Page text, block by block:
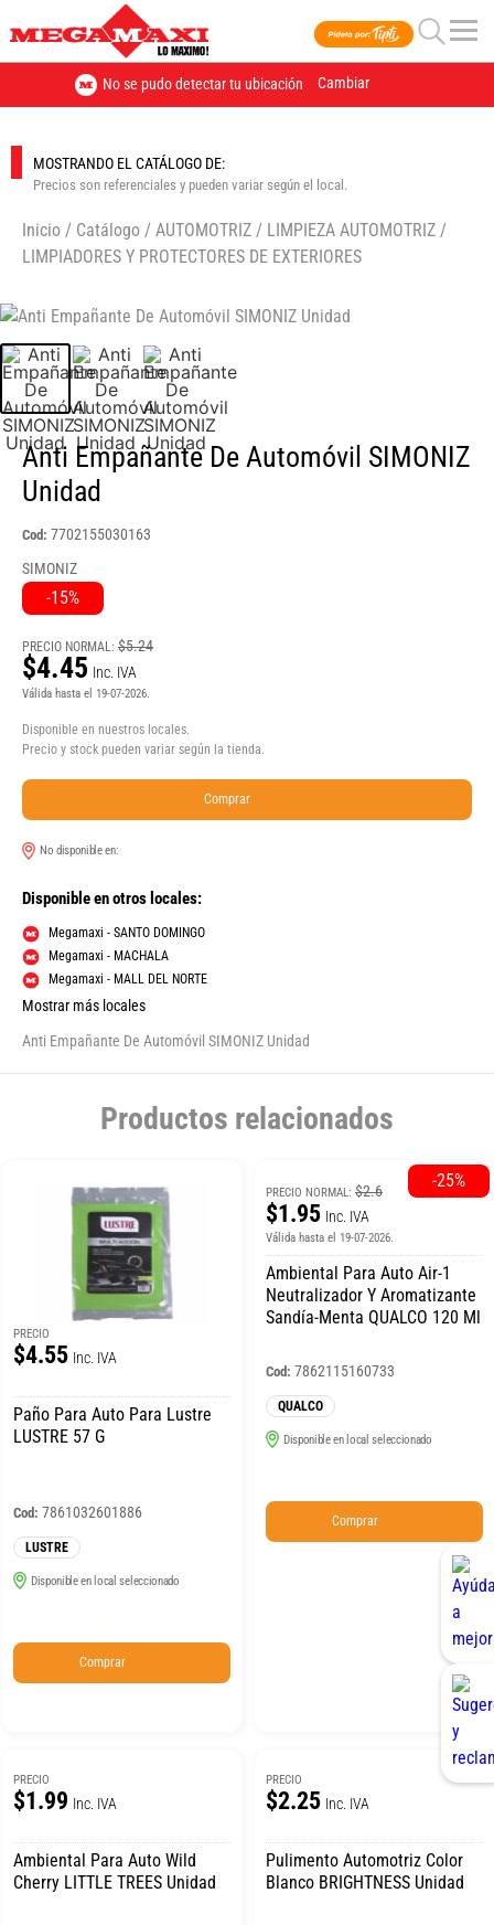
No se pudo detectar tu ubicación Cambiar
MOSTRANDO EL CATÁLOGO DE:
Precios son referenciales y pueden variar según el local.
Inicio / Catálogo / AUTOMOTRIZ / LIMPIEZA AUTOMOTRIZ /
LIMPIADORES Y PROTECTORES DE EXTERIORES
Anti Empañante De Automóvil SIMONIZ
Unidad
Cod: 7702155030163
SIMONIZ
-15%
PRECIO NORMAL: $5.24
$4.45 Inc. IVA
Válida hasta el 19-07-2026.
Disponible en nuestros locales.
Precio y stock pueden variar según la tienda.
Comprar
No disponible en:
Disponible en otros locales:
Megamaxi - SANTO DOMINGO
Megamaxi - MACHALA
Megamaxi - MALL DEL NORTE
Mostrar más locales
Anti Empañante De Automóvil SIMONIZ Unidad
Productos relacionados
PRECIO
$4.55 Inc. IVA
Paño Para Auto Para Lustre
LUSTRE 57 G
Cod: 7861032601886
LUSTRE
Disponible en local seleccionado
Comprar
PRECIO NORMAL:$2.6
$1.95 Inc. IVA
Válida hasta el 19-07-2026.
Ambiental Para Auto Air-1
Neutralizador Y Aromatizante
Sandía-Menta QUALCO 120 Ml
Cod: 7862115160733
QUALCO
Disponible en local seleccionado
Comprar
-25%
PRECIO
$1.99 Inc. IVA
Ambiental Para Auto Wild
Cherry LITTLE TREES Unidad
PRECIO
$2.25 Inc. IVA
Pulimento Automotriz Color
Blanco BRIGHTNESS Unidad